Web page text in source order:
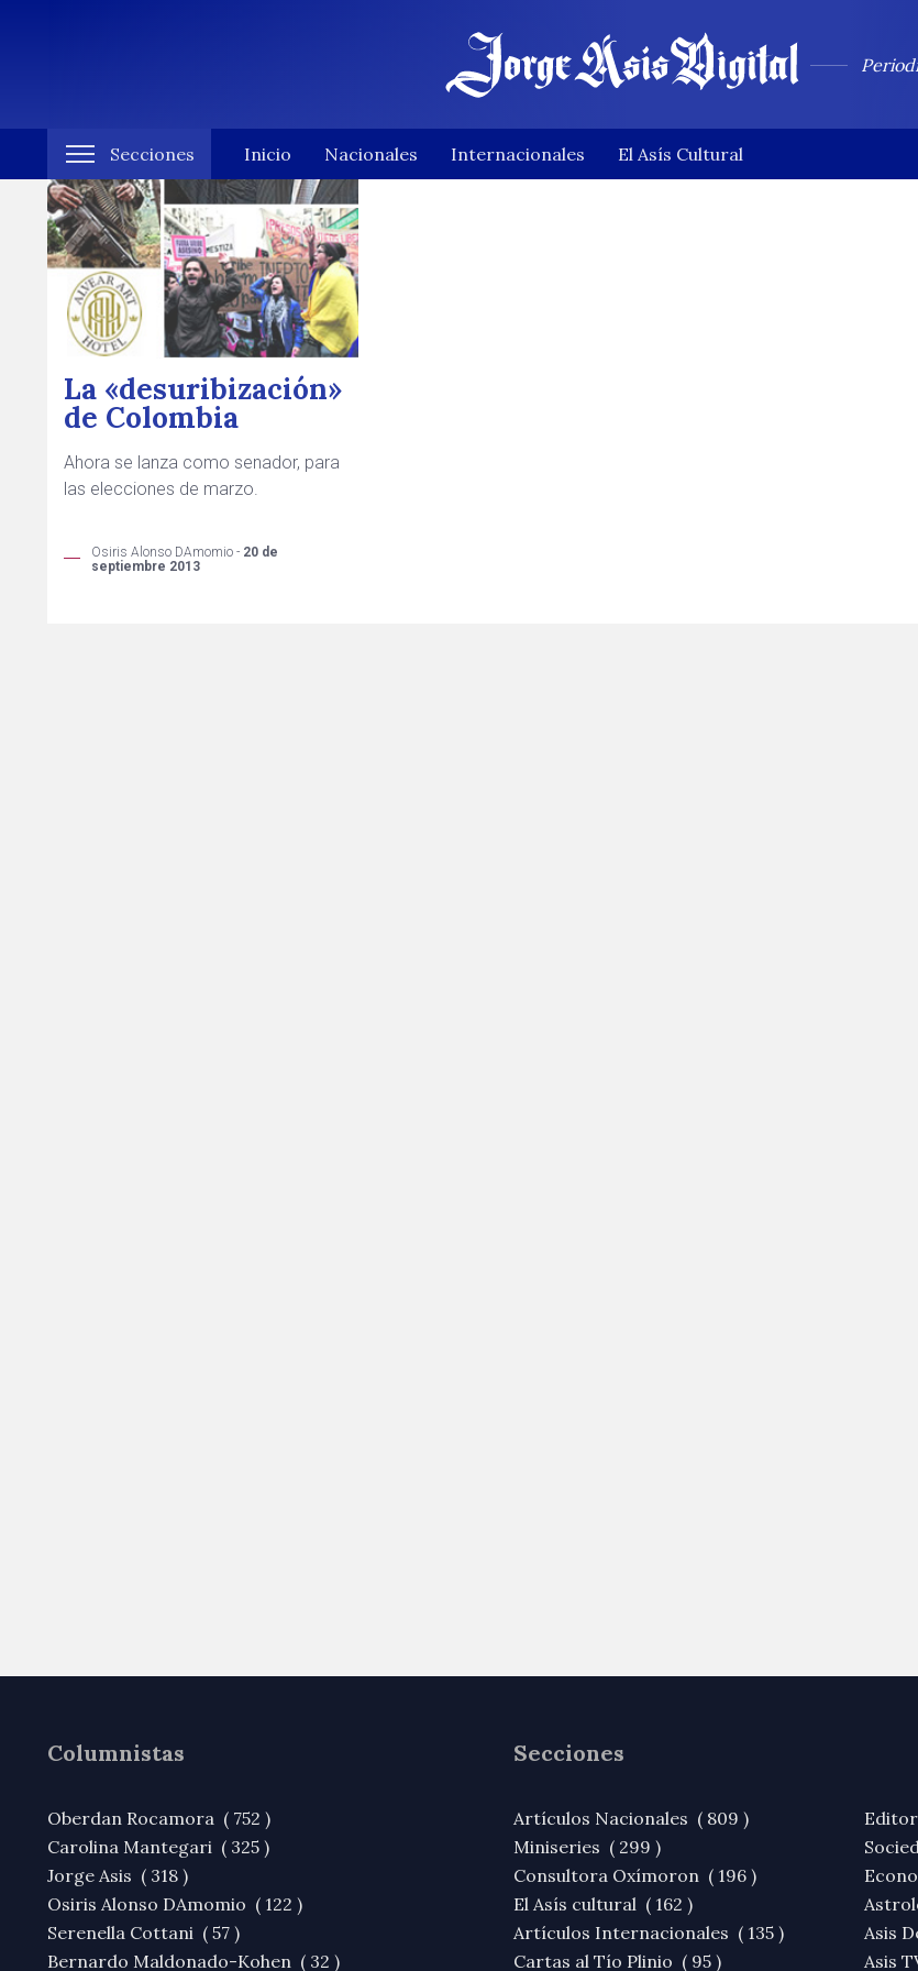
Secciones Inicio Nacionales Internacionales El Asís Cultural
La «desuribización»
de Colombia
Ahora se lanza como senador, para
las elecciones de marzo.
Osiris Alonso DAmomio - 20 de
septiembre 2013
Columnistas
Oberdan Rocamora ( 752 )
Carolina Mantegari ( 325 )
Jorge Asis ( 318 )
Osiris Alonso DAmomio ( 122 )
Serenella Cottani ( 57 )
Bernardo Maldonado-Kohen ( 32 )
Secciones
Artículos Nacionales ( 809 )
Miniseries ( 299 )
Consultora Oxímoron ( 196 )
El Asís cultural ( 162 )
Artículos Internacionales ( 135 )
Cartas al Tío Plinio ( 95 )
Asis
Asis